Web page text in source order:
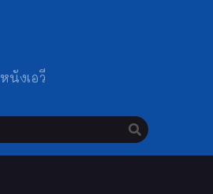
หนังเอวี